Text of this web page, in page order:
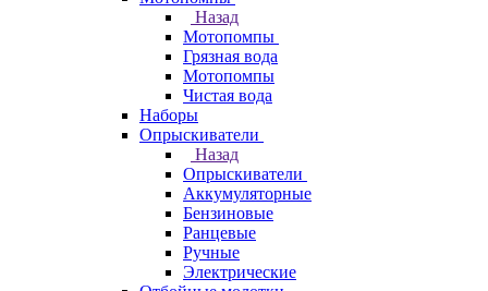
Назад
Мотопомпы
Грязная вода
Мотопомпы
Чистая вода
Наборы
Опрыскиватели
Назад
Опрыскиватели
Аккумуляторные
Бензиновые
Ранцевые
Ручные
Электрические